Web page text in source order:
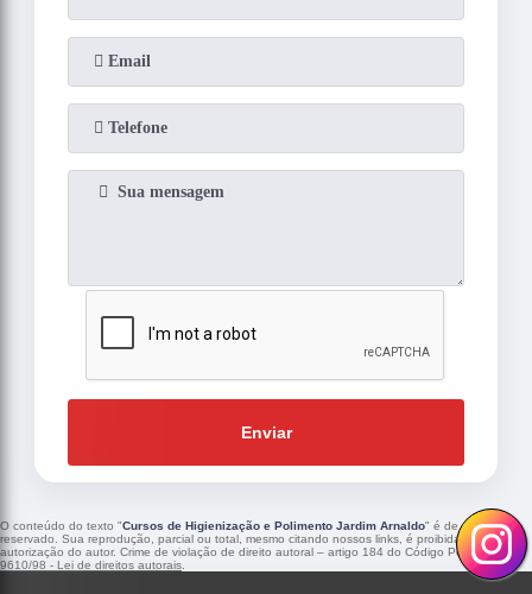
Enviar
O conteúdo do texto "Cursos de Higienização e Polimento Jardim Arnaldo" é de direito
reservado. Sua reprodução, parcial ou total, mesmo citando nossos links, é proibida sem a
autorização do autor. Crime de violação de direito autoral – artigo 184 do Código Penal –Lei
9610/98 - Lei de direitos autorais